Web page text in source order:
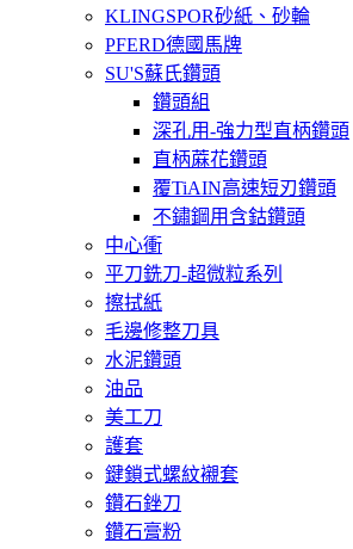
KLINGSPOR砂紙、砂輪
PFERD德國馬牌
SU'S蘇氏鑽頭
鑽頭組
深孔用-強力型直柄鑽頭
直柄蔴花鑽頭
覆TiAIN高速短刃鑽頭
不鏽鋼用含鈷鑽頭
中心衝
平刀銑刀-超微粒系列
擦拭紙
毛邊修整刀具
水泥鑽頭
油品
美工刀
護套
鍵鎖式螺紋襯套
鑽石銼刀
鑽石膏粉